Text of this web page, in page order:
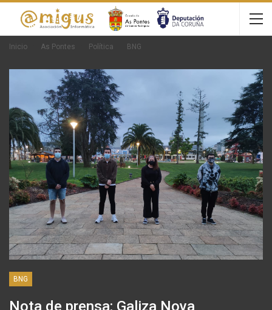
Inicio As Pontes Política BNG
BNG
Nota de prensa: Galiza Nova